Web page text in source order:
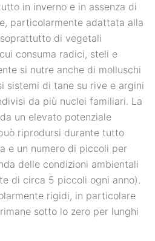
in inverno e in assenza di
particolarmente adattata alla
di vegetali
consuma radici, steli e
si nutre anche di molluschi
sistemi di tane su rive e argini
da più nuclei familiari. La
un elevato potenziale
riprodursi durante tutto
e un numero di piccoli per
delle condizioni ambientali
di circa 5 piccoli ogni anno).
rigidi, in particolare
sotto lo zero per lunghi